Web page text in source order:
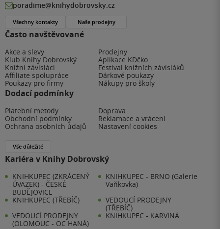
Často navštěvované
Akce a slevy
Prodejny
Klub Knihy Dobrovský
Aplikace KDčko
Knižní závisláci
Festival knižních závisláků
Affiliate spolupráce
Dárkové poukazy
Poukazy pro firmy
Nákupy pro školy
Dodací podmínky
Platební metody
Doprava
Obchodní podmínky
Reklamace a vrácení
Ochrana osobních údajů
Nastavení cookies
Vše důležité
Kariéra v Knihy Dobrovský
KNIHKUPEC (ZKRÁCENÝ
ÚVAZEK) - ČESKÉ
BUDĚJOVICE
KNIHKUPEC - BRNO (Galerie
Vaňkovka)
KNIHKUPEC (TŘEBÍČ)
VEDOUCÍ PRODEJNY
(TŘEBÍČ)
VEDOUCÍ PRODEJNY
(OLOMOUC - OC HANÁ)
KNIHKUPEC - KARVINÁ
poradime@knihydobrovsky.cz
Všechny kontakty Naše prodejny